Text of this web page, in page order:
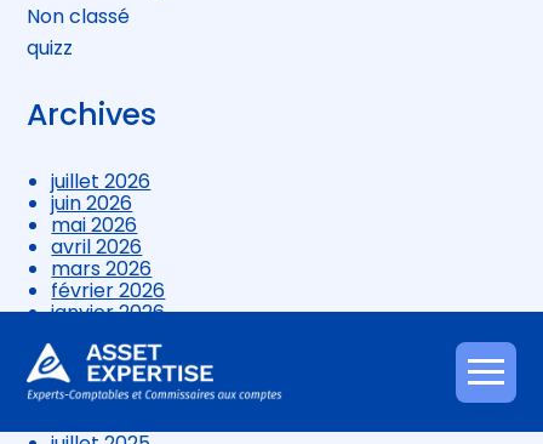
Aller
au
Non classé
quizz
Archives
juillet 2026
juin 2026
mai 2026
avril 2026
mars 2026
février 2026
janvier 2026
novembre 2025
octobre 2025
septembre 2025